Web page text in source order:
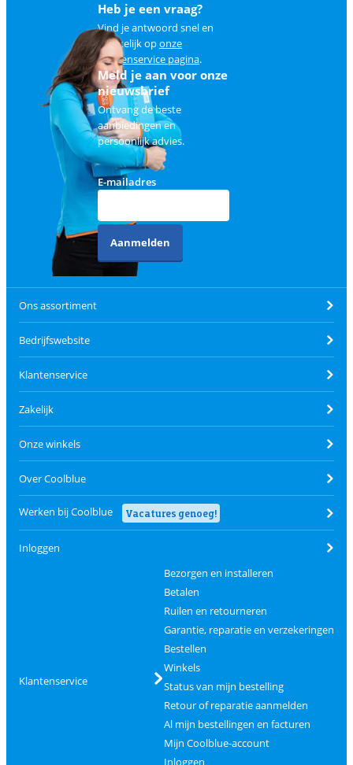
Heb je een vraag?
Vind je antwoord snel en
makkelijk oponze
klantenservice pagina.
Meld je aan voor onze
nieuwsbrief
Ontvang de beste
aanbiedingen en
persoonlijk advies.
E-mailadres
Aanmelden
Ons assortiment
Bedrijfswebsite
Klantenservice
Zakelijk
Onze winkels
Over Coolblue
Werken bij Coolblue Vacatures genoeg!
Inloggen
Klantenservice
Bezorgen en installeren
Betalen
Ruilen en retourneren
Garantie, reparatie en verzekeringen
Bestellen
Winkels
Status van mijn bestelling
Retour of reparatie aanmelden
Al mijn bestellingen en facturen
Mijn Coolblue-account
Inloggen